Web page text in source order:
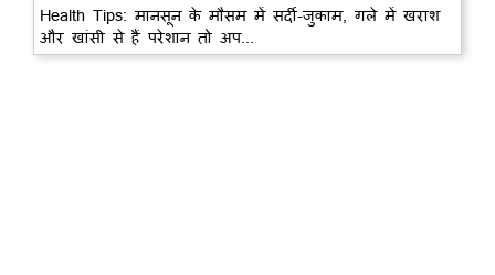
Health Tips: मानसून के मौसम में सर्दी-जुकाम, गले में खराश
और खांसी से हैं परेशान तो अप...